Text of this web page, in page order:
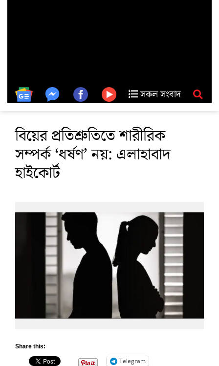
সকল সংবাদ
বিয়ের প্রতিশ্রুতিতে শারীরিক
সম্পর্ক ‘ধর্ষণ’ নয়: এলাহাবাদ
হাইকোর্ট
Share this:
Telegram